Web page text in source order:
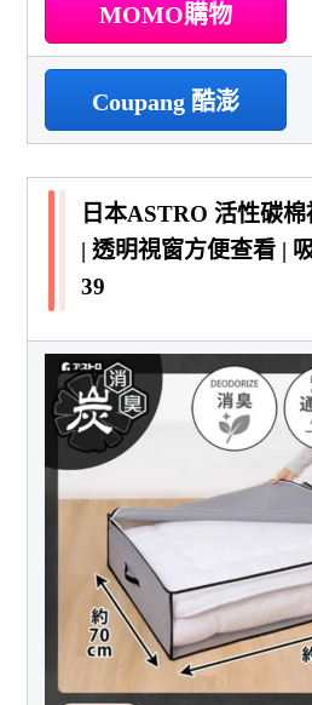
MOMO購物
Coupang 酷澎
日本ASTRO 活性碳
| 透明視窗方便查看 |
39